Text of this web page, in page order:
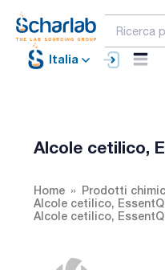
Italia
Alcole cetilico,
Home Prodotti
Alcole cetilico,
Alcole cetilico,